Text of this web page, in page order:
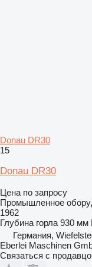
Donau DR30
15
Donau DR30
Цена по запросу
Промышленное
1962
Глубина горла 930 мм
Германия,
Eberlei Maschinen
Связаться с